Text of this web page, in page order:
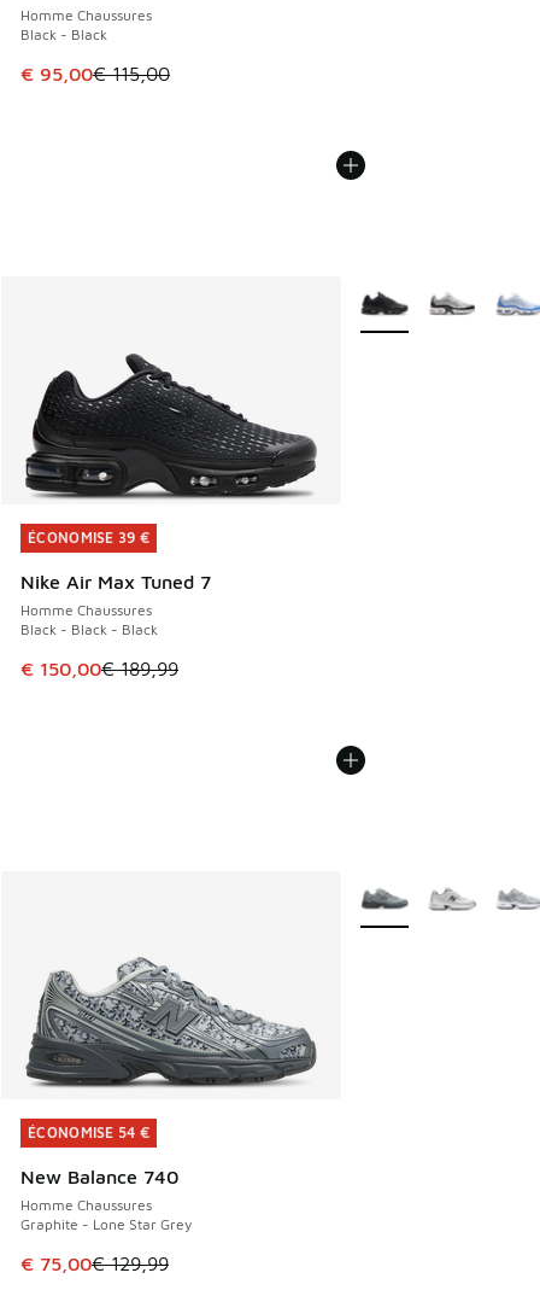
Homme Chaussures
Black - Black
Cet article est en promotion. Prix en baisse de € 115,00 à
€ 95,00€ 115,00
ÉCONOMISE 39 €
Nike Air Max Tuned 7
Homme Chaussures
Black - Black - Black
Cet article est en promotion. Prix en baisse de € 189,99 à
€ 150,00€ 189,99
ÉCONOMISE 39 €
Plus de couleurs
ÉCONOMISE 54 €
New Balance 740
Homme Chaussures
Graphite - Lone Star Grey
Cet article est en promotion. Prix en baisse de € 129,99 à
€ 75,00€ 129,99
ÉCONOMISE 54 €
Plus de couleurs